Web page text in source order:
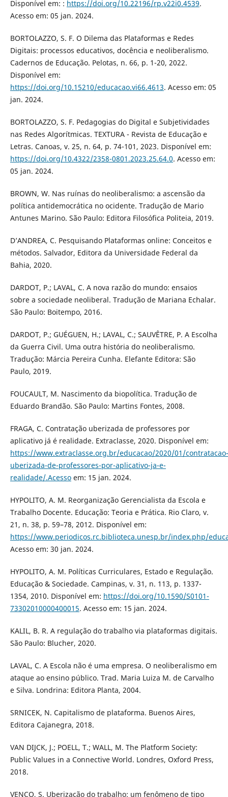
Disponível em: : https://doi.org/10.22196/rp.v22i0.4539.
Acesso em: 05 jan. 2024.
BORTOLAZZO, S. F. O Dilema das Plataformas e Redes
Digitais: processos educativos, docência e neoliberalismo.
Cadernos de Educação. Pelotas, n. 66, p. 1-20, 2022.
Disponível em:
https://doi.org/10.15210/educacao.vi66.4613. Acesso em: 05
jan. 2024.
BORTOLAZZO, S. F. Pedagogias do Digital e Subjetividades
nas Redes Algorítmicas. TEXTURA - Revista de Educação e
Letras. Canoas, v. 25, n. 64, p. 74-101, 2023. Disponível em:
https://doi.org/10.4322/2358-0801.2023.25.64.0. Acesso em:
05 jan. 2024.
BROWN, W. Nas ruínas do neoliberalismo: a ascensão da
política antidemocrática no ocidente. Tradução de Mario
Antunes Marino. São Paulo: Editora Filosófica Politeia, 2019.
D’ANDREA, C. Pesquisando Plataformas online: Conceitos e
métodos. Salvador, Editora da Universidade Federal da
Bahia, 2020.
DARDOT, P.; LAVAL, C. A nova razão do mundo: ensaios
sobre a sociedade neoliberal. Tradução de Mariana Echalar.
São Paulo: Boitempo, 2016.
DARDOT, P.; GUÉGUEN, H.; LAVAL, C.; SAUVÊTRE, P. A Escolha
da Guerra Civil. Uma outra história do neoliberalismo.
Tradução: Márcia Pereira Cunha. Elefante Editora: São
Paulo, 2019.
FOUCAULT, M. Nascimento da biopolítica. Tradução de
Eduardo Brandão. São Paulo: Martins Fontes, 2008.
FRAGA, C. Contratação uberizada de professores por
aplicativo já é realidade. Extraclasse, 2020. Disponível em:
https://www.extraclasse.org.br/educacao/2020/01/contratacao-
uberizada-de-professores-por-aplicativo-ja-e-
realidade/.Acessoem: 15 jan. 2024.
HYPOLITO, A. M. Reorganização Gerencialista da Escola e
Trabalho Docente. Educação: Teoria e Prática. Rio Claro, v.
21, n. 38, p. 59–78, 2012. Disponível em:
https://www.periodicos.rc.biblioteca.unesp.br/index.php/
Acesso em: 30 jan. 2024.
HYPOLITO, A. M. Políticas Curriculares, Estado e Regulação.
Educação & Sociedade. Campinas, v. 31, n. 113, p. 1337-
1354, 2010. Disponível em: https://doi.org/10.1590/S0101-
73302010000400015. Acesso em: 15 jan. 2024.
KALIL, B. R. A regulação do trabalho via plataformas digitais.
São Paulo: Blucher, 2020.
LAVAL, C. A Escola não é uma empresa. O neoliberalismo em
ataque ao ensino público. Trad. Maria Luiza M. de Carvalho
e Silva. Londrina: Editora Planta, 2004.
SRNICEK, N. Capitalismo de plataforma. Buenos Aires,
Editora Cajanegra, 2018.
VAN DIJCK, J.; POELL, T.; WALL, M. The Platform Society:
Public Values in a Connective World. Londres, Oxford Press,
2018.
VENCO, S. Uberização do trabalho: um fenômeno de tipo